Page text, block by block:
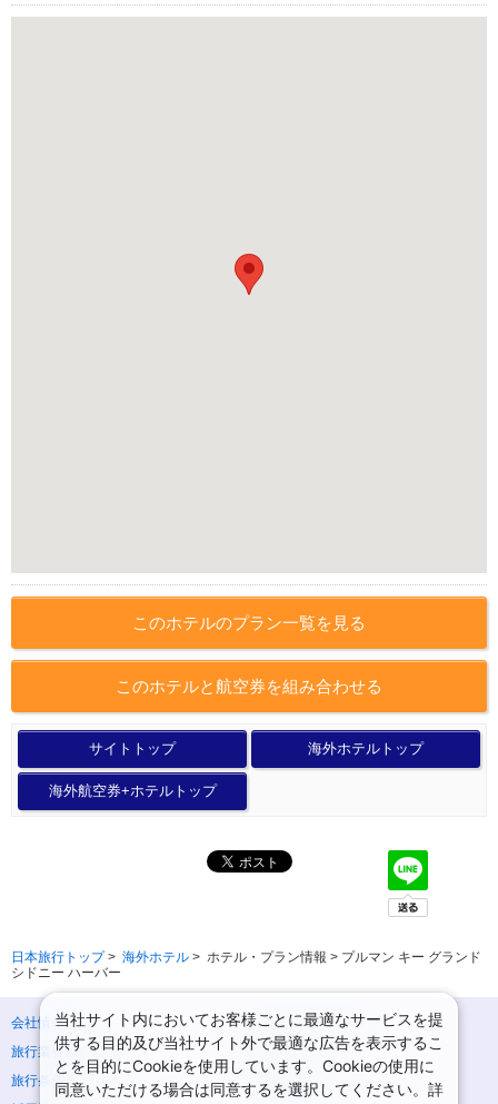
このホテルのプラン一覧を見る
このホテルと航空券を組み合わせる
サイトトップ 海外ホテルトップ
海外航空券+ホテルトップ
日本旅行トップ> 海外ホテル > ホテル・プラン情報 > プルマン キー グランド
シドニー ハーバー
会社情報
プライバシーポリシー
旅行業登録票・約款
規約集
旅行条件書
ニュースリリース
当社サイト内においてお客様ごとに最適なサービスを提
供する目的及び当社サイト外で最適な広告を表示するこ
とを目的にCookieを使用しています。Cookieの使用に
同意いただける場合は同意するを選択してください。詳